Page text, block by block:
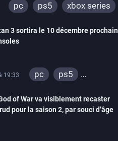
pc ps5 xbox series
3 sortira le 10 décembre prochain
19:33 pc
ps5
switch 2
of War va visiblement recaster
pour la saison 2, par souci d’âge